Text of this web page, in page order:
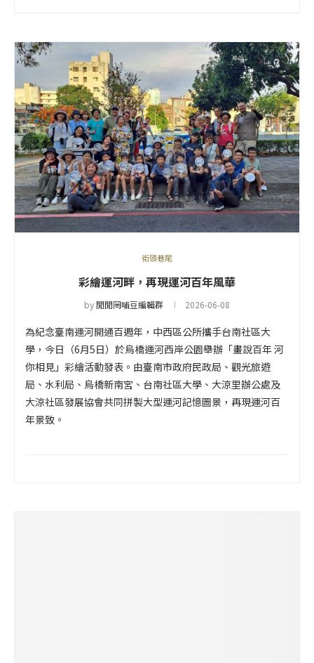
街頭巷尾
彩繪運河畔，再現運河百年風華
by 閒閒罔哺豆編輯群 2026-06-08
為紀念臺南運河開通百週年，中西區公所攜手台南社區大
學，今日（6月5日）於烏橋運河西岸公園舉辦「畫說百年 河
你相見」彩繪活動發表。由臺南市政府民政局、觀光旅遊
局、水利局、烏橋新南宮、台南社區大學、大涼里辦公處及
大涼社區發展協會共同拼製大型運河記憶圖景，再現運河百
年景致。